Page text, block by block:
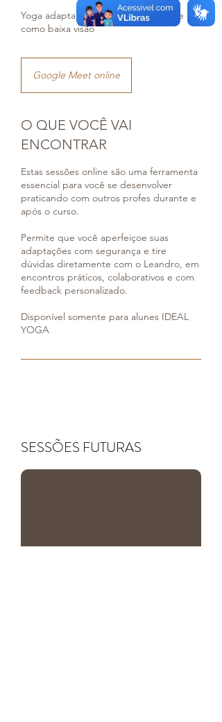
Yoga adaptado para pessoas cegas e
como baixa visão
Google Meet online
O QUE VOCÊ VAI
ENCONTRAR
Estas sessões online são uma ferramenta
essencial para você se desenvolver
praticando com outros profes durante e
após o curso.
​Permite que você aperfeiçoe suas
adaptações com segurança e tire
dúvidas diretamente com o Leandro, em
encontros práticos, colaborativos e com
feedback personalizado.
Disponível somente para alunes IDEAL
YOGA
SESSÕES FUTURAS